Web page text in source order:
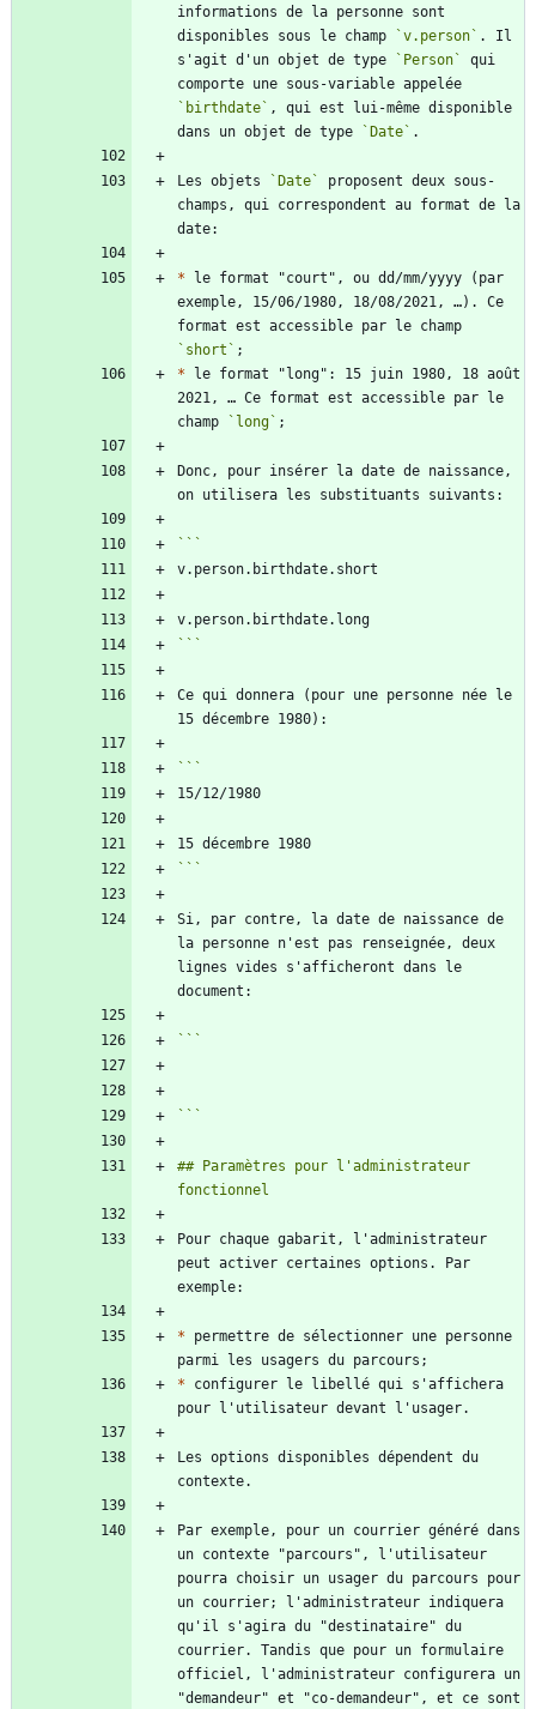
informations de la personne sont
disponibles sous le champ
`v.person` . Il
s'agit d'un objet de type
`Person`
qui
`birthdate` , qui est lui-même disponible
dans un objet de type
`Date`
Les objets `Date`
proposent deux sous-
champs, qui correspondent au format de la
* le format "court", ou dd/mm/yyyy (par
exemple, 15/06/1980, 18/08/2021, …). Ce
`short`
* le format "long": 15 juin 1980, 18 août
2021, … Ce format est accessible par le
champ
`long`
Donc, pour insérer la date de naissance,
```
Ce qui donnera (pour une personne née le
```
Si, par contre, la date de naissance de
la personne n'est pas renseignée, deux
lignes vides s'afficheront dans le
```
## Paramètres pour l'administrateur
Pour chaque gabarit, l'administrateur
peut activer certaines options. Par
* permettre de sélectionner une personne
* configurer le libellé qui s'affichera
Les options disponibles dépendent du
Par exemple, pour un courrier généré dans
un contexte "parcours", l'utilisateur
pourra choisir un usager du parcours pour
un courrier; l'administrateur indiquera
qu'il s'agira du "destinataire" du
courrier. Tandis que pour un formulaire
officiel, l'administrateur configurera un
"demandeur" et "co-demandeur", et ce sont